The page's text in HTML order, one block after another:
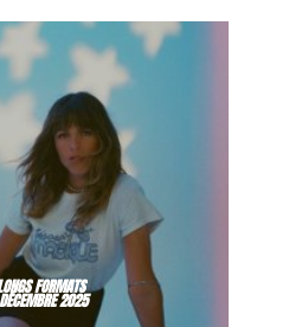
FORMATS
2025